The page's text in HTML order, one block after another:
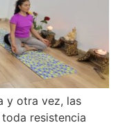
y otra vez, las
resistencia